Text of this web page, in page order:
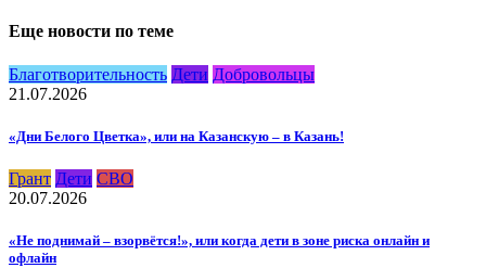
Еще новости по теме
Благотворительность Дети Добровольцы
21.07.2026
«Дни Белого Цветка», или на Казанскую – в Казань!
Грант Дети СВО
20.07.2026
«Не поднимай – взорвётся!», или когда дети в зоне риска онлайн и
офлайн